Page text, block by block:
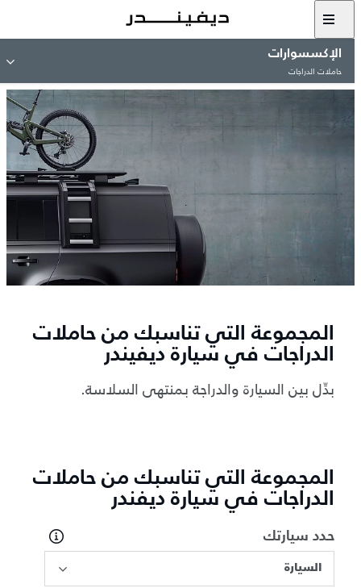
الإكسسوارات
حاملات الدراجات
المجموعة التي تناسبك من حاملات
الدراجات في سيارة ديفيندر
بدِّل بين السيارة والدراجة بمنتهى السلاسة.
المجموعة التي تناسبك من حاملات
الدراجات في سيارة ديفندر
حدد سيارتك
السيارة